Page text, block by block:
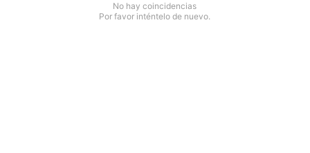
No hay coincidencias
Por favor inténtelo de nuevo.